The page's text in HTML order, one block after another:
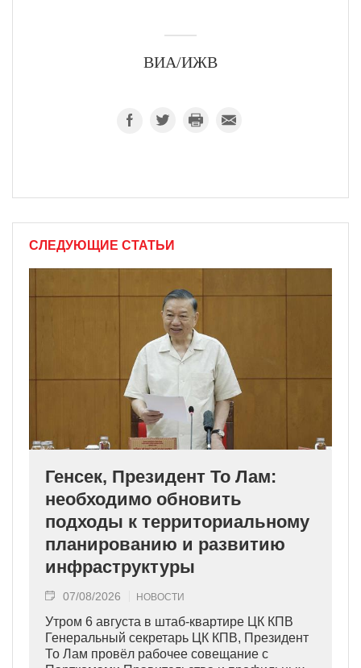
ВИА/ИЖВ
СЛЕДУЮЩИЕ СТАТЬИ
Генсек, Президент То Лам:
необходимо обновить
подходы к территориальному
планированию и развитию
инфраструктуры
07/08/2026 НОВОСТИ
Утром 6 августа в штаб-квартире ЦК КПВ
Генеральный секретарь ЦК КПВ, Президент
То Лам провёл рабочее совещание с